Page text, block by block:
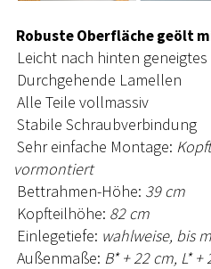
Robuste Oberfläche geölt
Leicht nach hinten
Durchgehende Lamellen
Alle Teile vollmassiv
Stabile Schraubverbindung
Sehr einfache Montage:
vormontiert
Bettrahmen-Höhe: 39 cm
Kopfteilhöhe: 82 cm
Einlegetiefe: wahlweise, bis
Außenmaße: B* + 22 cm, L* +